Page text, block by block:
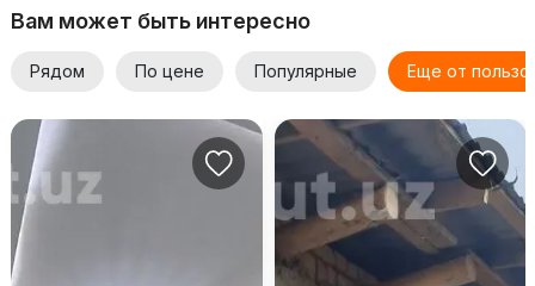
Вам может быть интересно
Рядом По цене Популярные Еще от